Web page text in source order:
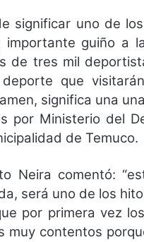
significar uno de
guiño a
de tres mil
que
significa una
por Ministerio del
de Temuco.
Neira comentó:
será uno de los
por primera vez
muy contentos